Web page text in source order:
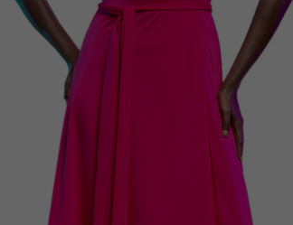
wie unsere Besucher unsere Website nutzen.
Cookie-Informationen anzeigen
Werbung anzuzeigen. Sie tun dies, indem sie
Cookie-Informationen anzeigen
Wenn Cookies von externen Medien akzeptiert